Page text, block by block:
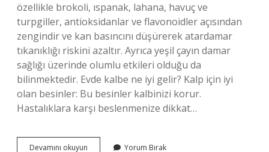
özellikle brokoli, ıspanak, lahana, havuç ve
turpgiller, antioksidanlar ve flavonoidler açısından
zengindir ve kan basıncını düşürerek atardamar
tıkanıklığı riskini azaltır. Ayrıca yeşil çayın damar
sağlığı üzerinde olumlu etkileri olduğu da
bilinmektedir. Evde kalbe ne iyi gelir? Kalp için iyi
olan besinler: Bu besinler kalbinizi korur.
Hastalıklara karşı beslenmenize dikkat…
Devamını okuyun Yorum Bırak